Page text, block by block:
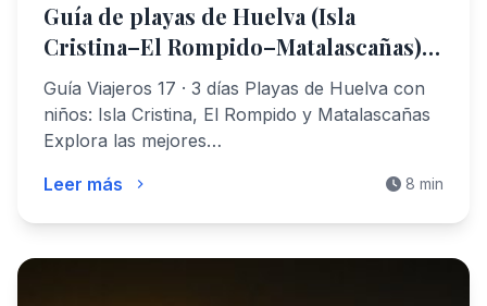
Guía de playas de Huelva (Isla
Cristina–El Rompido–Matalascañas)
con niños
Guía Viajeros 17 · 3 días Playas de Huelva con
niños: Isla Cristina, El Rompido y Matalascañas
Explora las mejores…
Leer más
8 min